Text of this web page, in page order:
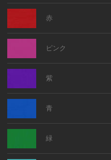
赤
ピンク
紫
青
緑